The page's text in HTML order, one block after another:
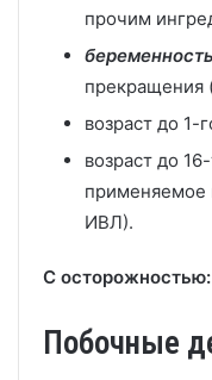
прочим
беременность
прекращения
возраст до 1-
возраст до
применяемое
ИВЛ).
С осторожностью:
Побочные